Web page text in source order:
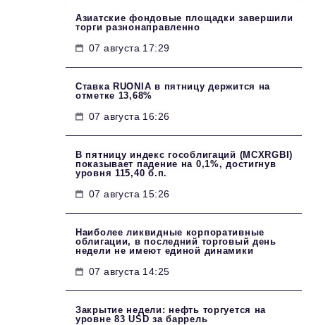
Азиатские фондовые площадки завершили
торги разнонаправленно
07 августа 17:29
Ставка RUONIA в пятницу держится на
отметке 13,68%
07 августа 16:26
В пятницу индекс гособлигаций (MCXRGBI)
показывает падение на 0,1%, достигнув
уровня 115,40 б.п.
07 августа 15:26
Наиболее ликвидные корпоративные
облигации, в последний торговый день
недели не имеют единой динамики
07 августа 14:25
Закрытие недели: нефть торгуется на
уровне 83 USD за баррель